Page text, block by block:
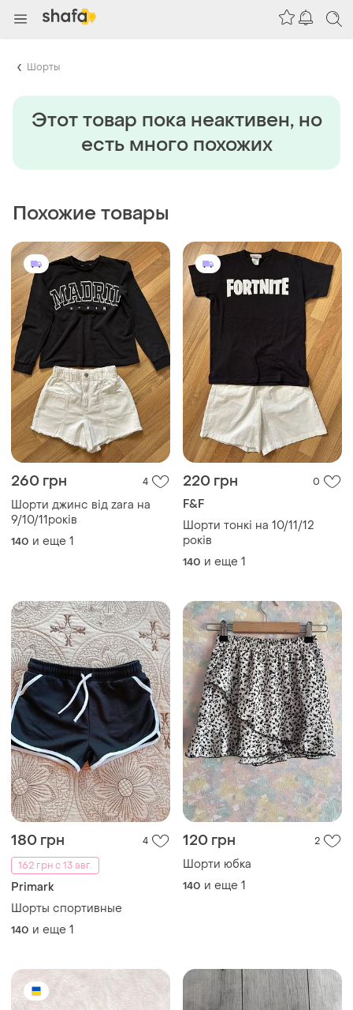
Шорты
Этот товар пока неактивен, но
есть много похожих
Похожие товары
260 грн 4
Шорти джинс від zara на
9/10/11років
140 и еще 1
220 грн 0
F&F
Шорти тонкі на 10/11/12
років
140 и еще 1
180 грн
4
162 грн с 13 авг.
Primark
Шорты спортивные
140 и еще 1
120 грн 2
Шорти юбка
140 и еще 1